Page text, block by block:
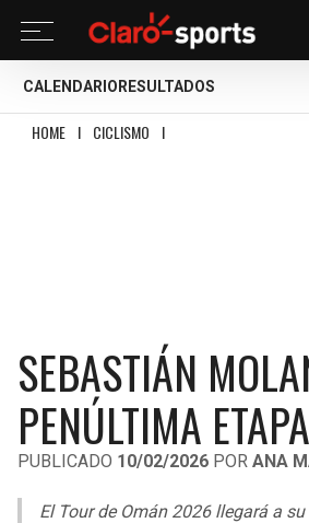
CALENDARIO RESULTADOS
HOME I CICLISMO I
SEBASTIÁN
PENÚLTIMA
PUBLICADO 10/02/2026 POR ANA
El Tour de Omán 2026 llegará a